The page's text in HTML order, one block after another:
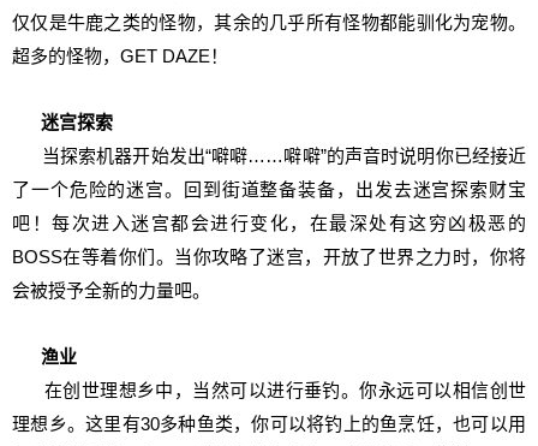
仅仅是牛鹿之类的怪物，其余的几乎所有怪物都能驯化为宠物。
超多的怪物，GET DAZE！
迷宫探索
当探索机器开始发出“噼噼……噼噼”的声音时说明你已经接近
了一个危险的迷宫。回到街道整备装备，出发去迷宫探索财宝
吧！每次进入迷宫都会进行变化，在最深处有这穷凶极恶的
BOSS在等着你们。当你攻略了迷宫，开放了世界之力时，你将
会被授予全新的力量吧。
渔业
在创世理想乡中，当然可以进行垂钓。你永远可以相信创世
理想乡。这里有30多种鱼类，你可以将钓上的鱼烹饪，也可以用